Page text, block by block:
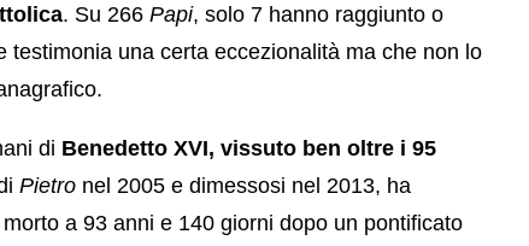
. Su 266 Papi, solo 7 hanno raggiunto o
testimonia una certa eccezionalità ma che non lo
di Benedetto XVI, vissuto ben oltre i 95
Pietro nel 2005 e dimessosi nel 2013, ha
morto a 93 anni e 140 giorni dopo un pontificato